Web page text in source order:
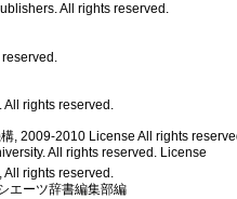
All rights reserved.
All rights reserved.
, 2009-2010 License All rights
All rights reserved. License
All rights reserved.
エーツ辞書編集部編